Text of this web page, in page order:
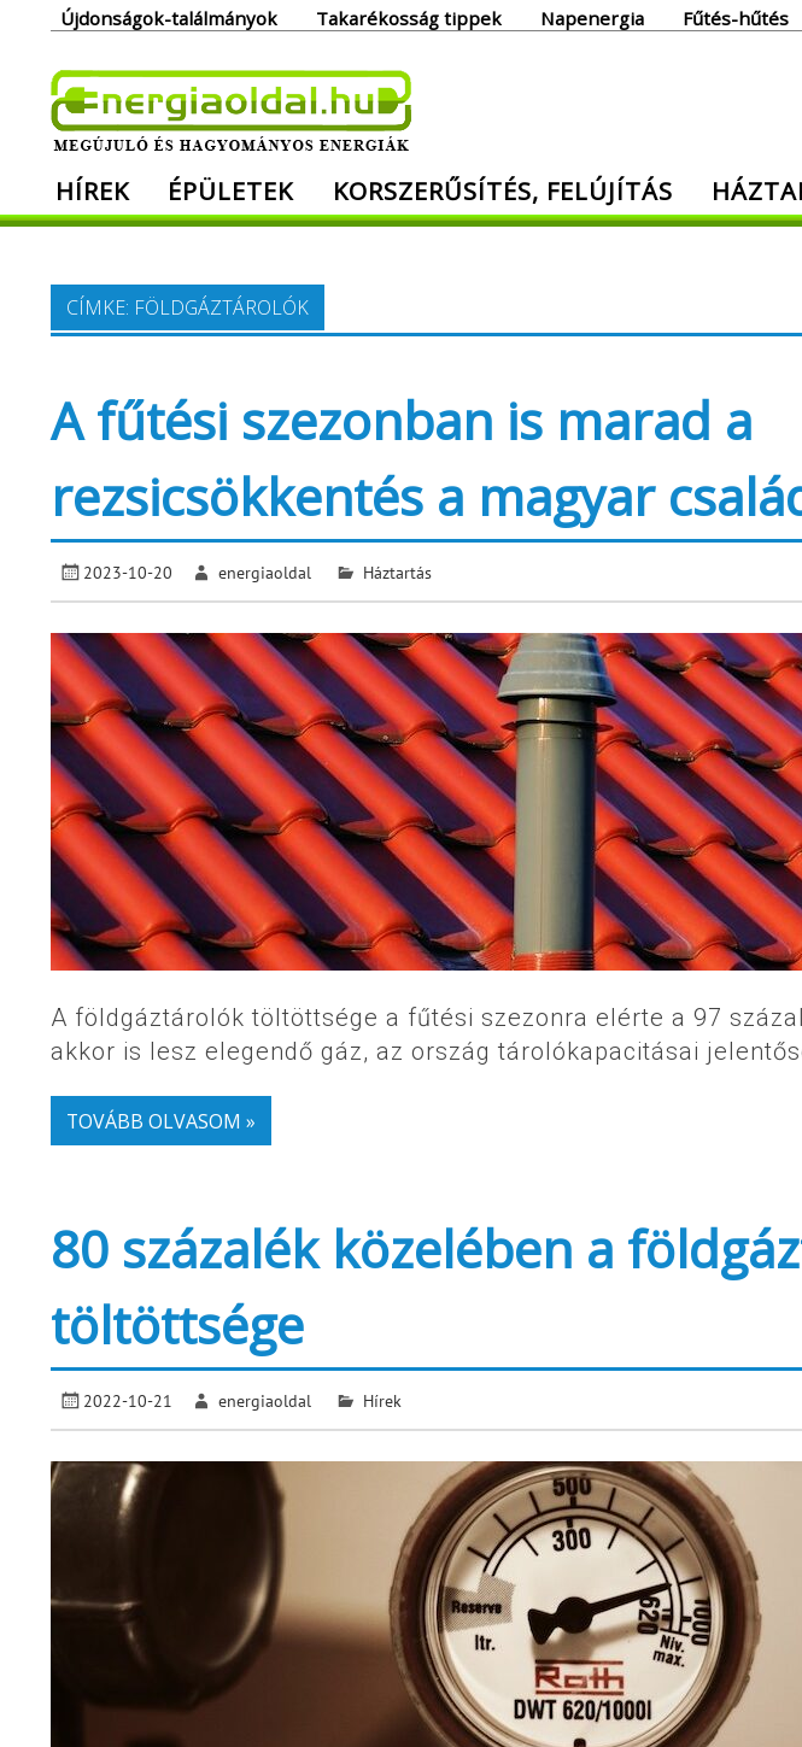
Újdonságok-találmányok Takarékosság tippek Napenergia Fűtés-hűtés
Megújuló és hagyományos energiák. Minden, ami energia!
HÍREK ÉPÜLETEK KORSZERŰSÍTÉS, FELÚJÍTÁS
CÍMKE: FÖLDGÁZTÁROLÓK
A fűtési szezonban is marad a
rezsicsökkentés a magyar
2023-10-20 energiaoldal Háztartás
A földgáztárolók töltöttsége a fűtési szezonra elérte a 97
akkor is lesz elegendő gáz, az ország tárolókapacitásai
TOVÁBB OLVASOM »
80 százalék közelében a
töltöttsége
2022-10-21 energiaoldal Hírek